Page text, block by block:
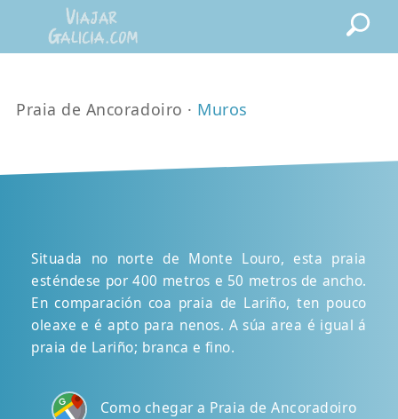
Praia de Ancoradoiro · Muros
Situada no norte de Monte Louro, esta praia
esténdese por 400 metros e 50 metros de ancho.
En comparación coa praia de Lariño, ten pouco
oleaxe e é apto para nenos. A súa area é igual á
praia de Lariño; branca e fino.
Como chegar a Praia de Ancoradoiro